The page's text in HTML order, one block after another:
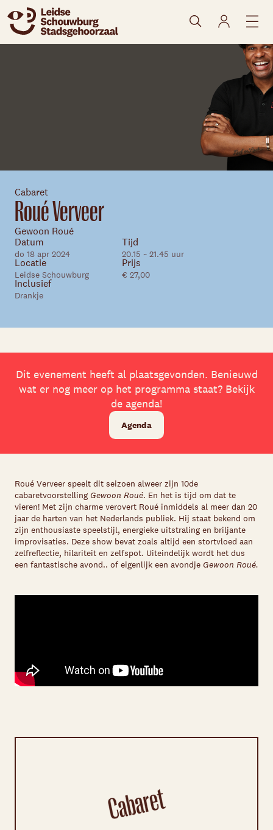
Skip navigatie
naar agenda
Cabaret
Roué Verveer
Gewoon Roué
Datum
do 18 apr 2024
Tijd
20.15 ~ 21.45 uur
Locatie
Leidse Schouwburg
Prijs
€ 27,00
Inclusief
Drankje
Dit evenement heeft al plaatsgevonden. Benieuwd
wat er nog meer op het programma staat? Bekijk
de agenda!
Agenda
Roué Verveer speelt dit seizoen alweer zijn 10de
cabaretvoorstelling Gewoon Roué. En het is tijd om dat te
vieren! Met zijn charme verovert Roué inmiddels al meer dan 20
jaar de harten van het Nederlands publiek. Hij staat bekend om
zijn enthousiaste speelstijl, energieke uitstraling en briljante
improvisaties. Deze show bevat zoals altijd een stortvloed aan
zelfreflectie, hilariteit en zelfspot. Uiteindelijk wordt het dus
een fantastische avond.. of eigenlijk een avondje Gewoon Roué.